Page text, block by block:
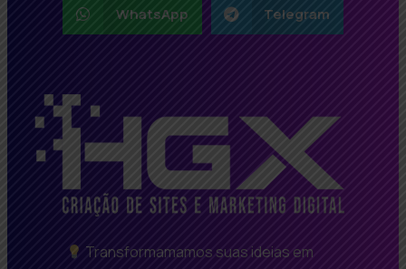
WhatsApp Telegram
Transformamamos suas ideias em